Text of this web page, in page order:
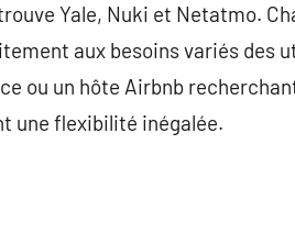
Yale, Nuki et Netatmo.
aux besoins variés des
ou un hôte Airbnb
une flexibilité inégalée.